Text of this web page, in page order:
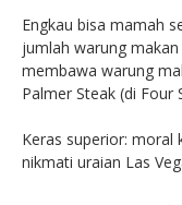
Engkau bisa mamah
jumlah warung
membawa warung
Palmer Steak (di Four
Keras superior: moral
nikmati uraian Las